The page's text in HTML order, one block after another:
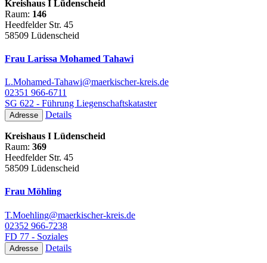
Kreishaus I Lüdenscheid
Raum: 146
Heedfelder Str. 45
58509 Lüdenscheid
Frau Larissa Mohamed Tahawi
L.Mohamed-Tahawi@maerkischer-kreis.de
02351 966-6711
SG 622 - Führung Liegenschaftskataster
Adresse Details
Kreishaus I Lüdenscheid
Raum: 369
Heedfelder Str. 45
58509 Lüdenscheid
Frau Möhling
T.Moehling@maerkischer-kreis.de
02352 966-7238
FD 77 - Soziales
Adresse Details